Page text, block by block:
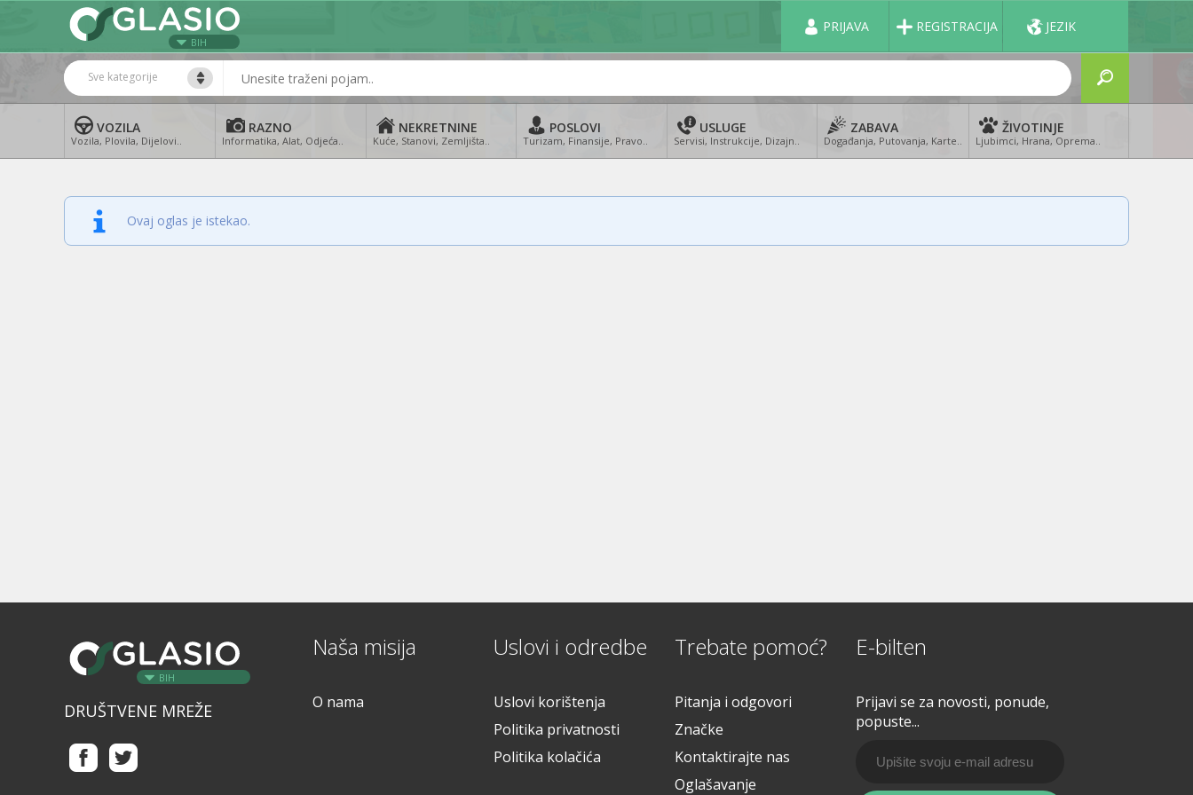
BIH
PRIJAVA REGISTRACIJA JEZIK
Sve kategorije
VOZILA
Vozila, Plovila, Dijelovi..
RAZNO
Informatika, Alat, Odjeća..
NEKRETNINE
Kuće, Stanovi, Zemljišta..
POSLOVI
Turizam, Finansije, Pravo..
USLUGE
Servisi, Instrukcije, Dizajn..
ZABAVA
Događanja, Putovanja, Karte..
ŽIVOTINJE
Ljubimci, Hrana, Oprema..
Ovaj oglas je istekao.
BIH
DRUŠTVENE MREŽE
Naša misija
O nama
Uslovi i odredbe
Uslovi korištenja
Politika privatnosti
Politika kolačića
Trebate pomoć?
Pitanja i odgovori
Značke
Kontaktirajte nas
Oglašavanje
E-bilten
Prijavi se za novosti, ponude,
popuste...